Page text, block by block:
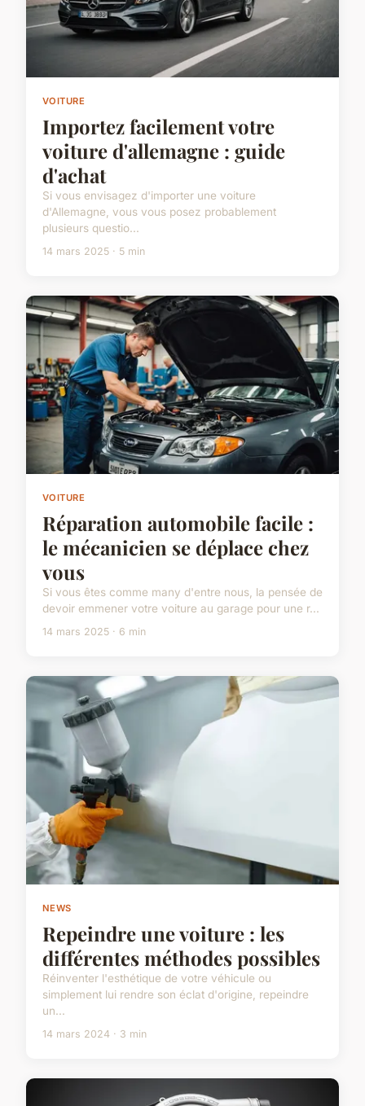
VOITURE
Importez facilement votre
voiture d'allemagne : guide
d'achat
Si vous envisagez d'importer une voiture
d'Allemagne, vous vous posez probablement
plusieurs questio...
14 mars 2025 · 5 min
VOITURE
Réparation automobile facile :
le mécanicien se déplace chez
vous
Si vous êtes comme many d'entre nous, la pensée de
devoir emmener votre voiture au garage pour une r...
14 mars 2025 · 6 min
NEWS
Repeindre une voiture : les
différentes méthodes possibles
Réinventer l'esthétique de votre véhicule ou
simplement lui rendre son éclat d'origine, repeindre
un...
14 mars 2024 · 3 min